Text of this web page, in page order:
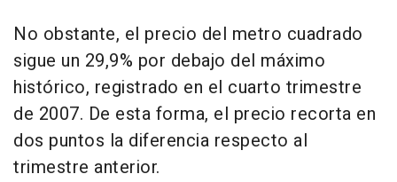
No obstante, el precio del metro cuadrado
sigue un 29,9% por debajo del máximo
histórico, registrado en el cuarto trimestre
de 2007. De esta forma, el precio recorta en
dos puntos la diferencia respecto al
trimestre anterior.